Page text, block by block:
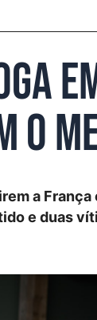
o
a
e duas